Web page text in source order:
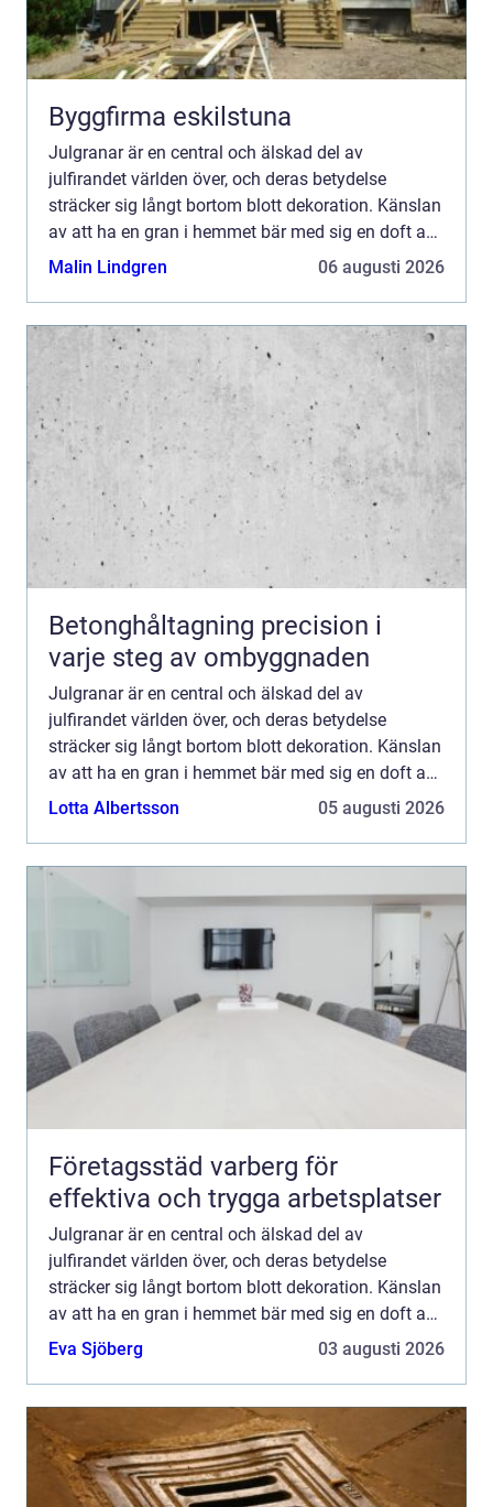
Byggfirma eskilstuna
Julgranar är en central och älskad del av
julfirandet världen över, och deras betydelse
sträcker sig långt bortom blott dekoration. Känslan
av att ha en gran i hemmet bär med sig en doft av
tradition och magi,...
Malin Lindgren 06 augusti 2026
Betonghåltagning precision i
varje steg av ombyggnaden
Julgranar är en central och älskad del av
julfirandet världen över, och deras betydelse
sträcker sig långt bortom blott dekoration. Känslan
av att ha en gran i hemmet bär med sig en doft av
tradition och magi,...
Lotta Albertsson 05 augusti 2026
Företagsstäd varberg för
effektiva och trygga arbetsplatser
Julgranar är en central och älskad del av
julfirandet världen över, och deras betydelse
sträcker sig långt bortom blott dekoration. Känslan
av att ha en gran i hemmet bär med sig en doft av
tradition och magi,...
Eva Sjöberg 03 augusti 2026